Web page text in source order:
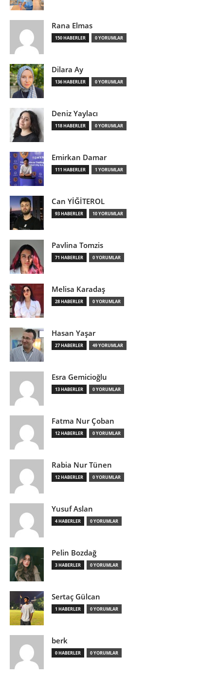
Rana Elmas
150 HABERLER 0 YORUMLAR
Dilara Ay
136 HABERLER 0 YORUMLAR
Deniz Yaylacı
118 HABERLER 0 YORUMLAR
Emirkan Damar
111 HABERLER 1 YORUMLAR
Can YİĞİTEROL
93 HABERLER 10 YORUMLAR
Pavlina Tomzis
71 HABERLER 0 YORUMLAR
Melisa Karadaş
28 HABERLER 0 YORUMLAR
Hasan Yaşar
27 HABERLER 49 YORUMLAR
Esra Gemicioğlu
13 HABERLER 0 YORUMLAR
Fatma Nur Çoban
12 HABERLER 0 YORUMLAR
Rabia Nur Tünen
12 HABERLER 0 YORUMLAR
Yusuf Aslan
4 HABERLER 0 YORUMLAR
Pelin Bozdağ
3 HABERLER 0 YORUMLAR
Sertaç Gülcan
1 HABERLER 0 YORUMLAR
berk
0 HABERLER 0 YORUMLAR